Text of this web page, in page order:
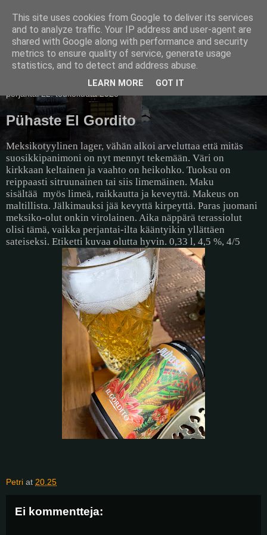
Pullollinen
perjantai 22. toukokuuta 2026
Pühaste El Gordito
Meksikotyylinen lager, vähän alkoi arveluttaa että mitäs
suosikkipanimoni on nyt mennyt tekemään. Väri on
kirkkaan keltainen ja vaahto on heikohko. Tuoksu on
reippaasti sitruunainen tai siis limemäinen. Maku
sisältää myös limeä, raikkautta ja keveyttä. Makeus on
maltillista. Jälkimauksi jää kevyttä kirpeyttä. Paras juomani
meksiko-olut onkin virolainen. Aika näppärä terassiolut
olisi tämä, vaikka perjantai-ilta kääntyikin yllättäen
sateiseksi. Etiketti kuvaa olutta hyvin. 0,33 l, 4,5 %, 4/5
Petri at 20.25
Ei kommentteja:
This site uses cookies from Google to deliver its services
and to analyze traffic. Your IP address and user-agent are
shared with Google along with performance and security
metrics to ensure quality of service, generate usage
statistics, and to detect and address abuse.
LEARN MORE GOT IT